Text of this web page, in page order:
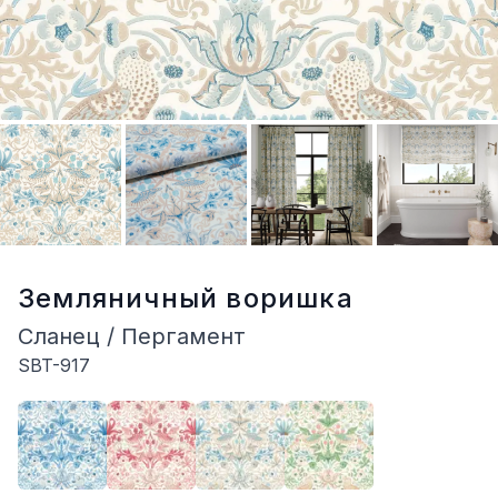
Земляничный воришка
Сланец / Пергамент
SBT-917